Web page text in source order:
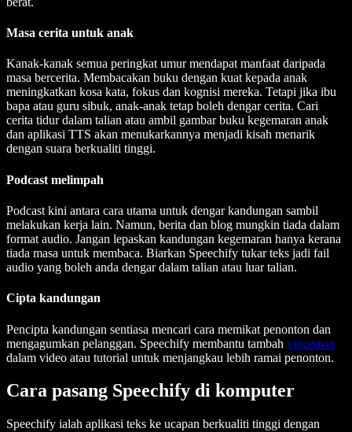
Masa cerita untuk anak
Kanak-kanak semua peringkat umur mendapat manfaat daripada
masa bercerita. Membacakan buku dengan kuat kepada anak
meningkatkan kosa kata, fokus dan kognisi mereka. Tetapi jika ibu
bapa atau guru sibuk, anak-anak tetap boleh dengar cerita. Cari
cerita tidur dalam talian atau ambil gambar buku kegemaran anak
dan aplikasi TTS akan menukarkannya menjadi kisah menarik
dengan suara berkualiti tinggi.
Podcast melimpah
Podcast kini antara cara utama untuk dengar kandungan sambil
melakukan kerja lain. Namun, berita dan blog mungkin tiada dalam
format audio. Jangan lepaskan kandungan kegemaran hanya kerana
tiada masa untuk membaca. Biarkan Speechify tukar teks jadi fail
audio yang boleh anda dengar dalam talian atau luar talian.
Cipta kandungan
Pencipta kandungan sentiasa mencari cara memikat penonton dan
mengagumkan pelanggan. Speechify membantu tambah voiceover
dalam video atau tutorial untuk menjangkau lebih ramai penonton.
Cara pasang Speechify di komputer
Speechify ialah aplikasi teks ke ucapan berkualiti tinggi dengan